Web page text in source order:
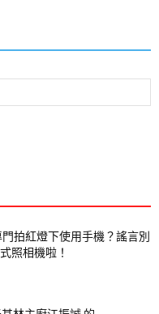
拍紅燈下使用手機？謠言別
照相機啦！